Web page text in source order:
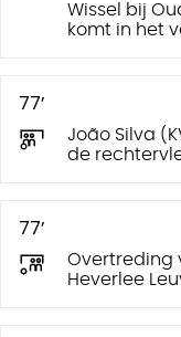
Wissel bij
komt in het
77’
João Silva
de
77’
Overtreding
Heverlee